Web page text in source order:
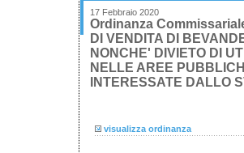
17 Febbraio 2020
Ordinanza
DI VENDITA DI
NONCHE' DIVIETO DI
NELLE AREE
INTERESSATE DALLO
visualizza ordinanza